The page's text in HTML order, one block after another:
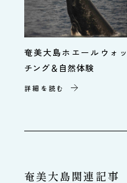
奄美大島ホエールウォッ
チング＆自然体験
詳細を読む
奄美大島関連記事